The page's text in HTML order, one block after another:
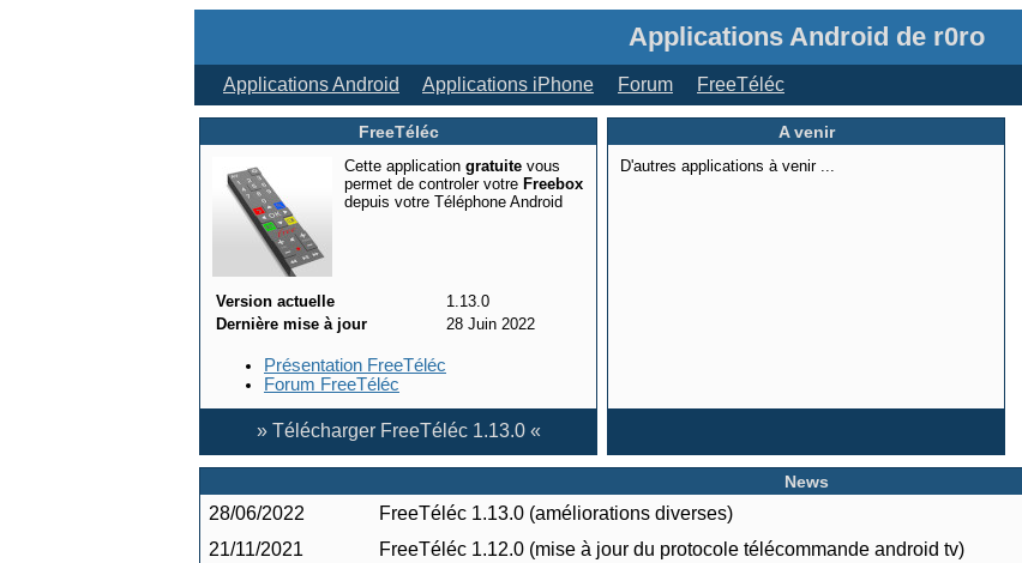
Applications Android de r0ro
Applications Android Applications iPhone Forum FreeTéléc
FreeTéléc
Cette application gratuite vous
permet de controler votre Freebox
depuis votre Téléphone Android
Version actuelle
1.13.0
Dernière mise à jour
28 Juin 2022
Présentation FreeTéléc
Forum FreeTéléc
» Télécharger FreeTéléc 1.13.0 «
A venir
D'autres applications à venir ...
News
28/06/2022
FreeTéléc 1.13.0 (améliorations diverses)
21/11/2021
FreeTéléc 1.12.0 (mise à jour du protocole télécommande android tv)